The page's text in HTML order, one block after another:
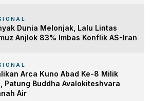
Dunia Melonjak, Lalu Lintas
Anjlok 83% Imbas Konflik AS-Iran
Arca Kuno Abad Ke-8 Milik
Patung Buddha Avalokiteshvara
Air